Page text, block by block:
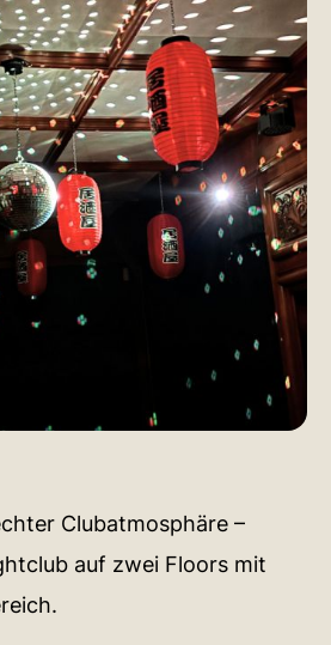
Clubatmosphäre –
auf zwei Floors mit